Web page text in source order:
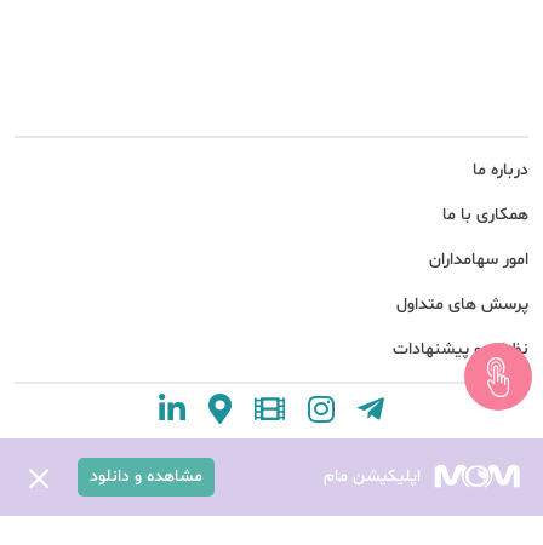
درباره ما
همکاری با ما
امور سهامداران
پرسش های متداول
نظرات و پیشنهادات
اپلیکیشن مام مشاهده و دانلود